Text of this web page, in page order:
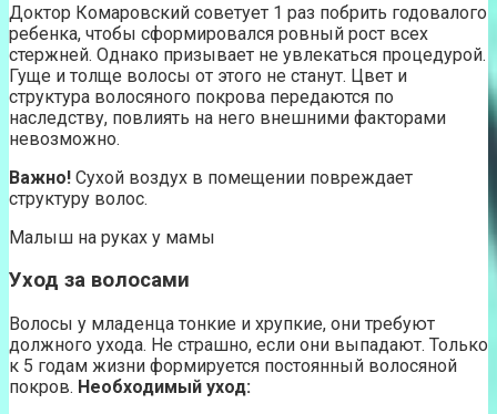
Доктор Комаровский советует 1 раз побрить годовалого
ребенка, чтобы сформировался ровный рост всех
стержней. Однако призывает не увлекаться процедурой.
Гуще и толще волосы от этого не станут. Цвет и
структура волосяного покрова передаются по
наследству, повлиять на него внешними факторами
невозможно.
Важно! Сухой воздух в помещении повреждает
структуру волос.
Малыш на руках у мамы
Уход за волосами
Волосы у младенца тонкие и хрупкие, они требуют
должного ухода. Не страшно, если они выпадают. Только
к 5 годам жизни формируется постоянный волосяной
покров. Необходимый уход: